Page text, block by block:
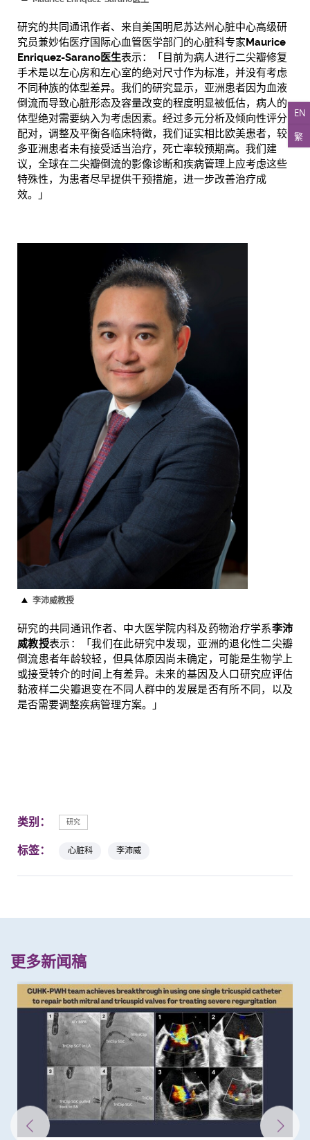
EN
繁
研究的共同通讯作者、来自美国明尼苏达州心脏中心高级研
究员兼妙佑医疗国际心血管医学部门的心脏科专家Maurice
Enriquez-Sarano医生表示：「目前为病人进行二尖瓣修复
手术是以左心房和左心室的绝对尺寸作为标准，并没有考虑
不同种族的体型差异。我们的研究显示，亚洲患者因为血液
倒流而导致心脏形态及容量改变的程度明显被低估，病人的
体型绝对需要纳入为考虑因素。经过多元分析及倾向性评分
配对，调整及平衡各临床特徵，我们证实相比欧美患者，较
多亚洲患者未有接受适当治疗，死亡率较预期高。我们建
议，全球在二尖瓣倒流的影像诊断和疾病管理上应考虑这些
特殊性，为患者尽早提供干预措施，进一步改善治疗成
效。」
李沛威教授
研究的共同通讯作者、中大医学院内科及药物治疗学系李沛
威教授表示：「我们在此研究中发现，亚洲的退化性二尖瓣
倒流患者年龄较轻，但具体原因尚未确定，可能是生物学上
或接受转介的时间上有差异。未来的基因及人口研究应评估
黏液样二尖瓣退变在不同人群中的发展是否有所不同，以及
是否需要调整疾病管理方案。」
类别： 研究
标签： 心脏科 李沛威
更多新闻稿